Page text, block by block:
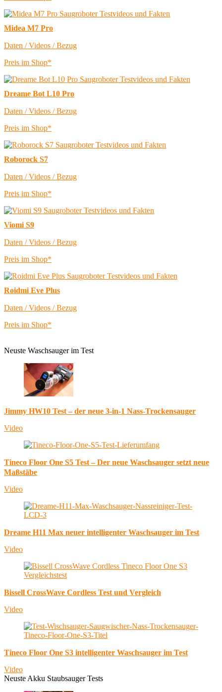
Midea M7 Pro
Daten / Videos / Bezug
Preis im Shop*
Dreame Bot L10 Pro
Daten / Videos / Bezug
Preis im Shop*
Roborock S7
Daten / Videos / Bezug
Preis im Shop*
Viomi S9
Daten / Videos / Bezug
Preis im Shop*
Roidmi Eve Plus
Daten / Videos / Bezug
Preis im Shop*
Neuste Waschsauger im Test
Jimmy HW10 Test – der neue 3-in-1 Nass-Trockensauger
Video
Tineco Floor One S5 Test – Der neue Waschsauger setzt neue
Maßstäbe
Video
Dreame H11 Max neuer intelligenter Waschsauger im Test
Video
Bissell CrossWave Cordless Test und Vergleich
Video
Tineco Floor One S3 intelligenter Waschsauger im Test
Video
Neuste Akku Staubsauger Tests